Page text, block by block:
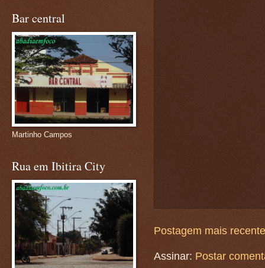
Postagem mais recente
Assinar: Postar
Bar central
Martinho Campos
Rua em Ibitira City